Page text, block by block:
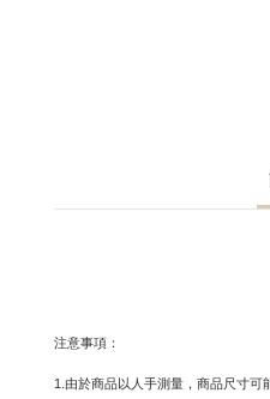
注意事項：
1.由於商品以人手測量，商品尺寸可